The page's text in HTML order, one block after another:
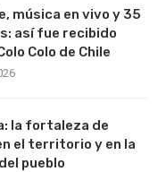
música en vivo y 35
así fue recibido
Colo de Chile
la fortaleza de
el territorio y en la
pueblo